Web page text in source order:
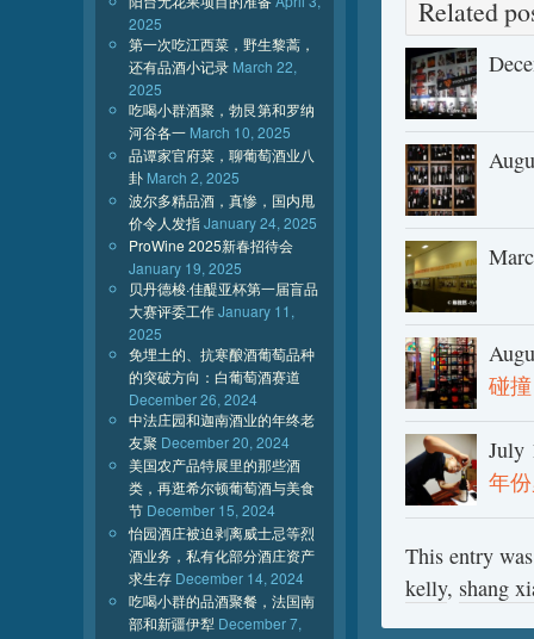
Related
碰撞
July
年
This entry
kelly, shang
2025
第一次吃江西菜，野生黎蒿，
还有品酒小记录 March 22,
2025
吃喝小群酒聚，勃艮第和罗纳
河谷各一 March 10, 2025
品谭家官府菜，聊葡萄酒业八
卦 March 2, 2025
波尔多精品酒，真惨，国内甩
价令人发指January 24, 2025
ProWine 2025新春招待会
January 19, 2025
贝丹德梭·佳醍亚杯第一届盲品
大赛评委工作January 11,
2025
免埋土的、抗寒酿酒葡萄品种
的突破方向：白葡萄酒赛道
December 26, 2024
中法庄园和迦南酒业的年终老
友聚 December 20, 2024
美国农产品特展里的那些酒
类，再逛希尔顿葡萄酒与美食
节 December 15, 2024
怡园酒庄被迫剥离威士忌等烈
酒业务，私有化部分酒庄资产
求生存 December 14, 2024
吃喝小群的品酒聚餐，法国南
部和新疆伊犁 December 7,